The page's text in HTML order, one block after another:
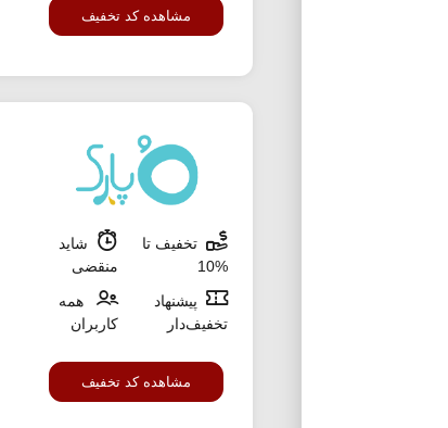
مشاهده کد تخفیف
تخفیف تا
%10
شاید
منقضی
پیشنهاد
تخفیف‌دار
همه
کاربران
مشاهده کد تخفیف